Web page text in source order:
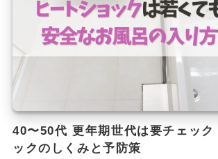
40〜50代 更年期世代は要チェック
ックのしくみと予防策